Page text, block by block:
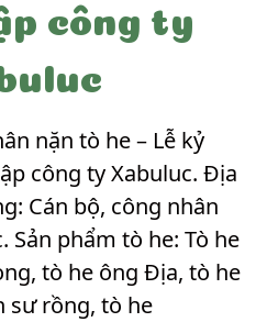
công ty
nặn tò he – Lễ kỷ
công ty Xabuluc. Địa
Cán bộ, công nhân
Sản phẩm tò he: Tò he
tò he ông Địa, tò he
sư rồng, tò he